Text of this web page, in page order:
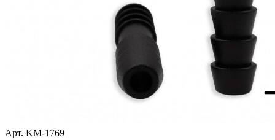
Арт. KM-1769